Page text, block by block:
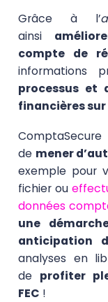
Grâce à l’
ainsi
compte de
informations
processus et
financières
de mener
exemple pour
fichier ou
données
une
anticipation
analyses en
de profiter
FEC !